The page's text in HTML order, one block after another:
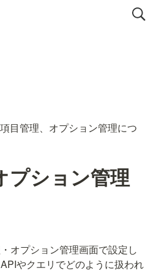
項目管理、オプション管理につ
プション管理
オプション管理画面で設定し
やクエリでどのように扱われ